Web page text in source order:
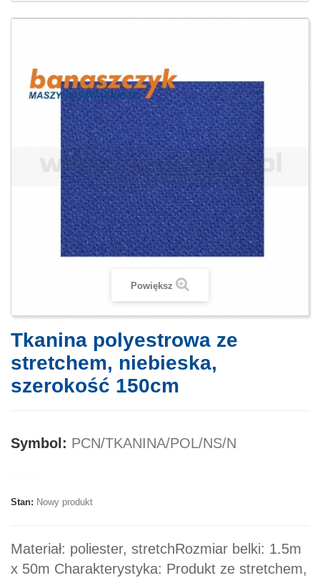
Powiększ
Tkanina polyestrowa ze
stretchem, niebieska,
szerokość 150cm
Symbol: PCN/TKANINA/POL/NS/N
Stan: Nowy produkt
Materiał: poliester, stretchRozmiar belki: 1.5m
x 50m Charakterystyka: Produkt ze stretchem,